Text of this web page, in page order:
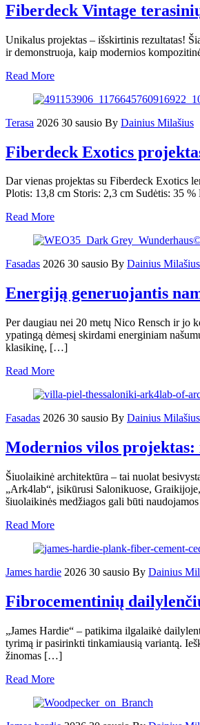
Fiberdeck Vintage
Unikalus projektas – išskirtinis rezultatas!
ir demonstruoja, kaip modernios
Read More
Terasa 2026 30 sausio By Dainius Milašius
Fiberdeck Exotics
Dar vienas projektas su Fiberdeck Exotics
Plotis: 13,8 cm Storis: 2,3 cm Sudėtis: 35
Read More
Fasadas 2026 30 sausio By Dainius Milašius
Energiją generuojantis
Per daugiau nei 20 metų Nico Rensch ir jo
ypatingą dėmesį skirdami energiniam
klasikinę, […]
Read More
Fasadas 2026 30 sausio By Dainius Milašius
Modernios vilos
Šiuolaikinė architektūra – tai nuolat
„Ark4lab“, įsikūrusi Salonikuose,
šiuolaikinės medžiagos gali būti
Read More
James hardie 2026 30 sausio By Dainius
Fibrocementinių
„James Hardie“ – patikima ilgalaikė
tyrimą ir pasirinkti tinkamiausią variantą.
žinomas […]
Read More